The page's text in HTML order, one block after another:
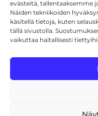
evästeitä, tallentaaksemme
Näiden tekniikoiden
käsitellä tietoja, kuten
tällä sivustolla.
vaikuttaa haitallisesti
Maksutavat
Toimitustavat
Usein kysytyt
+358 44 270 3795